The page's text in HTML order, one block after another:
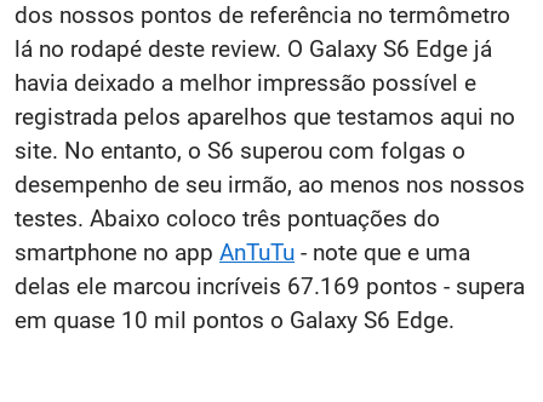
dos nossos pontos de referência no termômetro
lá no rodapé deste review. O Galaxy S6 Edge já
havia deixado a melhor impressão possível e
registrada pelos aparelhos que testamos aqui no
site. No entanto, o S6 superou com folgas o
desempenho de seu irmão, ao menos nos nossos
testes. Abaixo coloco três pontuações do
smartphone no app AnTuTu - note que e uma
delas ele marcou incríveis 67.169 pontos - supera
em quase 10 mil pontos o Galaxy S6 Edge.